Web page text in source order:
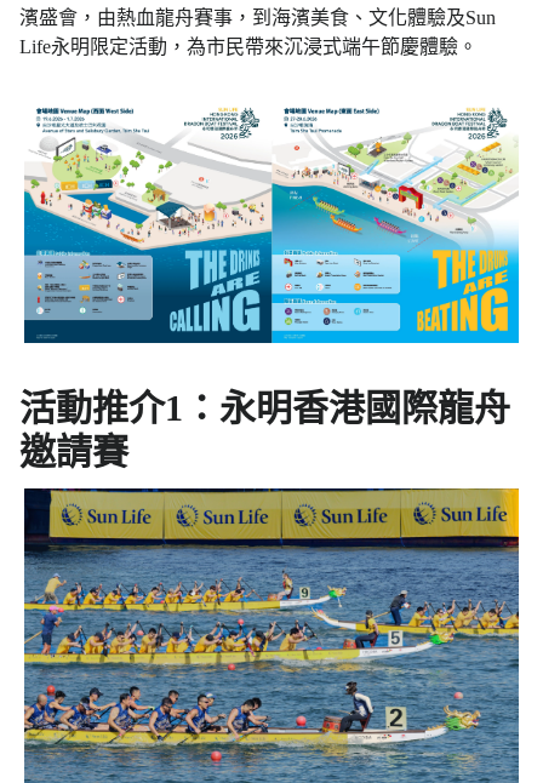
濱盛會，由熱血龍舟賽事，到海濱美食、文化體驗及Sun
Life永明限定活動，為市民帶來沉浸式端午節慶體驗。
活動推介1：永明香港國際龍舟
邀請賽